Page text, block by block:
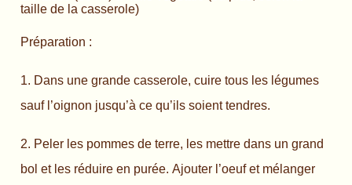
taille de la casserole)
Préparation :
1. Dans une grande casserole, cuire tous les légumes
sauf l’oignon jusqu’à ce qu’ils soient tendres.
2. Peler les pommes de terre, les mettre dans un grand
bol et les réduire en purée. Ajouter l’oeuf et mélanger